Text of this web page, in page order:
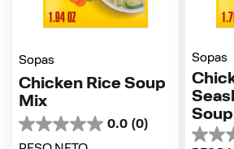
Sopas
Chicken Rice Soup
Mix
0.0 (0)
0.0
de
Sopas
0.0